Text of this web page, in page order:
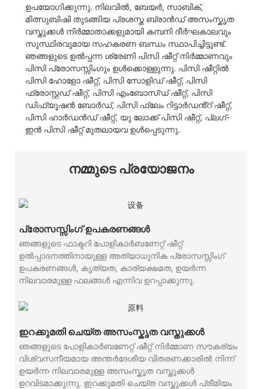
ഉപയോഗിക്കുന്നു. നിലവിൽ, ബേയർ, സാബിക്,
മിത്സുബിഷി തുടങ്ങിയ പ്രശസ്ത ബ്രാൻഡ് അസംസ്കൃത
വസ്തുക്കൾ നിർമ്മാതാക്കളുമായി കമ്പനി ദീർഘകാലവും
സുസ്ഥിരവുമായ സഹകരണ ബന്ധം സ്ഥാപിച്ചിട്ടുണ്ട്.
ഞങ്ങളുടെ ഉൽപ്പന്ന ശ്രേണി പിസി ഷീറ്റ് നിർമ്മാണവും
പിസി പ്രോസസ്സിംഗും ഉൾക്കൊള്ളുന്നു. പിസി ഷീറ്റിൽ
പിസി ഹോളോ ഷീറ്റ്, പിസി സോളിഡ് ഷീറ്റ്, പിസി
ഫ്രോസ്റ്റഡ് ഷീറ്റ്, പിസി എംബോസ്ഡ് ഷീറ്റ്, പിസി
ഡിഫ്യൂഷൻ ബോർഡ്, പിസി ഫ്ലേം റിട്ടാർഡൻ്റ് ഷീറ്റ്,
പിസി ഹാർഡൻഡ് ഷീറ്റ്, യു ലോക്ക് പിസി ഷീറ്റ്, പ്ലഗ്-
ഇൻ പിസി ഷീറ്റ് മുതലായവ ഉൾപ്പെടുന്നു.
നമ്മുടെ പ്രയോജനം
പ്രോസസ്സിംഗ് ഉപകരണങ്ങൾ
ഞങ്ങളുടെ ഫാക്ടറി പോളികാർബണേറ്റ് ഷീറ്റ്
ഉൽപ്പാദനത്തിനായുള്ള അത്യാധുനിക പ്രോസസ്സിംഗ്
ഉപകരണങ്ങൾ, കൃത്യത, കാര്യക്ഷമത, ഉയർന്ന
നിലവാരമുള്ള ഫലങ്ങൾ എന്നിവ ഉറപ്പാക്കുന്നു.
ഇറക്കുമതി ചെയ്ത അസംസ്കൃത വസ്തുക്കൾ
ഞങ്ങളുടെ പോളികാർബണേറ്റ് ഷീറ്റ് നിർമ്മാണ സൗകര്യം
വിശ്വസനീയമായ അന്തർദേശീയ വിതരണക്കാരിൽ നിന്ന്
ഉയർന്ന നിലവാരമുള്ള അസംസ്കൃത വസ്തുക്കൾ
ഉറവിടമാക്കുന്നു. ഇറക്കുമതി ചെയ്ത വസ്തുക്കൾ പ്രീമിയം